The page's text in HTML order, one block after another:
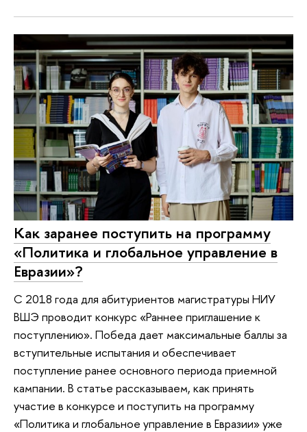
Как заранее поступить на программу
«Политика и глобальное управление в
Евразии»?
С 2018 года для абитуриентов магистратуры НИУ
ВШЭ проводит конкурс «Раннее приглашение к
поступлению». Победа дает максимальные баллы за
вступительные испытания и обеспечивает
поступление ранее основного периода приемной
кампании. В статье рассказываем, как принять
участие в конкурсе и поступить на программу
«Политика и глобальное управление в Евразии» уже